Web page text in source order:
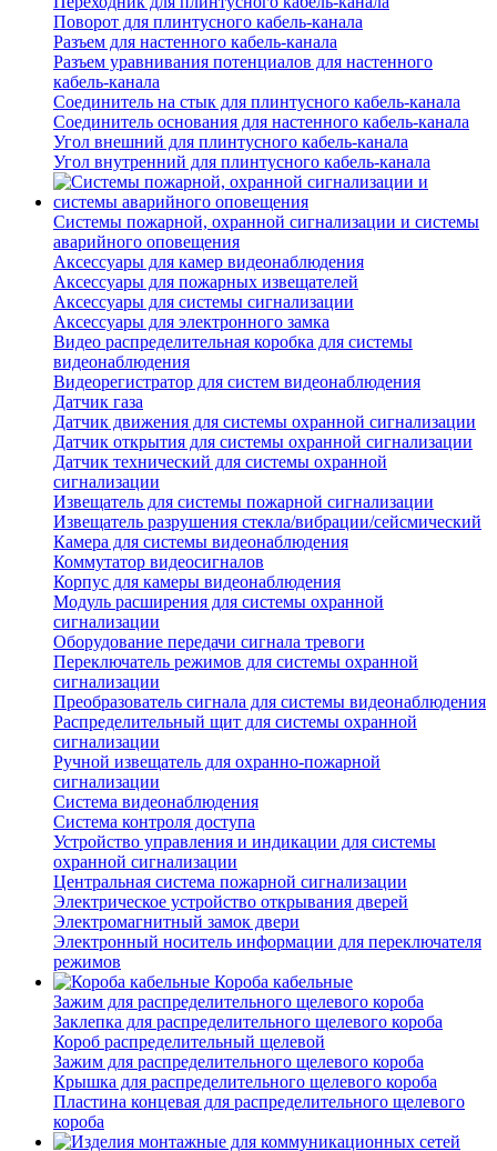
Поворот для плинтусного кабель-канала
Разъем для настенного кабель-канала
Разъем уравнивания потенциалов для настенного
кабель-канала
Соединитель на стык для плинтусного кабель-канала
Соединитель основания для настенного кабель-канала
Угол внешний для плинтусного кабель-канала
Угол внутренний для плинтусного кабель-канала
Системы пожарной, охранной сигнализации и системы
аварийного оповещения
Аксессуары для камер видеонаблюдения
Аксессуары для пожарных извещателей
Аксессуары для системы сигнализации
Аксессуары для электронного замка
Видео распределительная коробка для системы
видеонаблюдения
Видеорегистратор для систем видеонаблюдения
Датчик газа
Датчик движения для системы охранной сигнализации
Датчик открытия для системы охранной сигнализации
Датчик технический для системы охранной
сигнализации
Извещатель для системы пожарной сигнализации
Извещатель разрушения стекла/вибрации/сейсмический
Камера для системы видеонаблюдения
Коммутатор видеосигналов
Корпус для камеры видеонаблюдения
Модуль расширения для системы охранной
сигнализации
Оборудование передачи сигнала тревоги
Переключатель режимов для системы охранной
сигнализации
Преобразователь сигнала для системы видеонаблюдения
Распределительный щит для системы охранной
сигнализации
Ручной извещатель для охранно-пожарной
сигнализации
Система видеонаблюдения
Система контроля доступа
Устройство управления и индикации для системы
охранной сигнализации
Центральная система пожарной сигнализации
Электрическое устройство открывания дверей
Электромагнитный замок двери
Электронный носитель информации для переключателя
режимов
Короба кабельные
Зажим для распределительного щелевого короба
Заклепка для распределительного щелевого короба
Короб распределительный щелевой
Зажим для распределительного щелевого короба
Крышка для распределительного щелевого короба
Пластина концевая для распределительного щелевого
короба